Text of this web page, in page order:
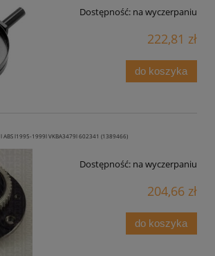
Dostępność: na wyczerpaniu
222,81 zł
do koszyka
l ABS l1995-1999l VKBA3479l 602341 (1389466)
Dostępność: na wyczerpaniu
204,66 zł
do koszyka